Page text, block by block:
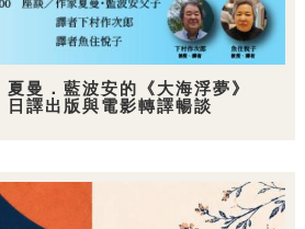
夏曼．藍波安的《大海浮夢》
譯出版與電影轉譯暢談